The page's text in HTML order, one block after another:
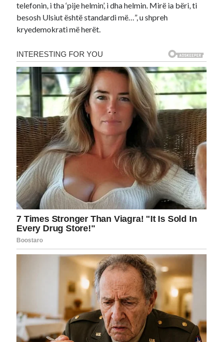
telefonin, i tha ‘pije helmin’, i dha helmin. Mirë ia bëri, ti
besosh Ulsiut është standardi më…”, u shpreh
kryedemokrati më herët.